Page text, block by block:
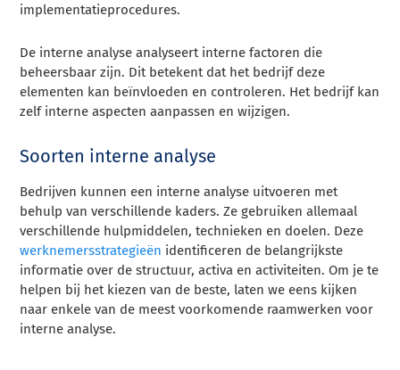
implementatieprocedures.
De interne analyse analyseert interne factoren die
beheersbaar zijn. Dit betekent dat het bedrijf deze
elementen kan beïnvloeden en controleren. Het bedrijf kan
zelf interne aspecten aanpassen en wijzigen.
Soorten interne analyse
Bedrijven kunnen een interne analyse uitvoeren met
behulp van verschillende kaders. Ze gebruiken allemaal
verschillende hulpmiddelen, technieken en doelen. Deze
werknemersstrategieën identificeren de belangrijkste
informatie over de structuur, activa en activiteiten. Om je te
helpen bij het kiezen van de beste, laten we eens kijken
naar enkele van de meest voorkomende raamwerken voor
interne analyse.